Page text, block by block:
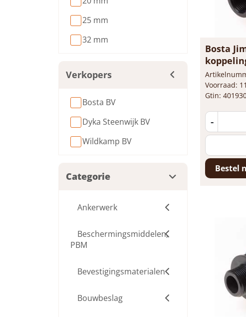
25 mm
32 mm
Verkopers
Bosta BV
Dyka Steenwijk BV
Wildkamp BV
Categorie
Ankerwerk
Beschermingsmiddelen,
PBM
Bevestigingsmaterialen
Bouwbeslag
Bosta
Voorraad:
Gtin:
-
Bestel